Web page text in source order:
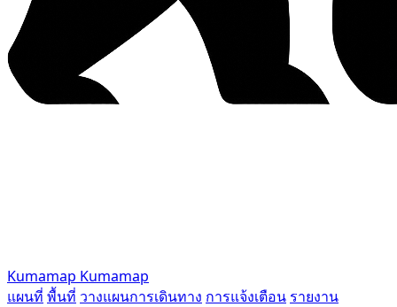
Kumamap Kumamap
แผนที่ พื้นที่ วางแผนการเดินทาง การแจ้งเตือน รายงาน